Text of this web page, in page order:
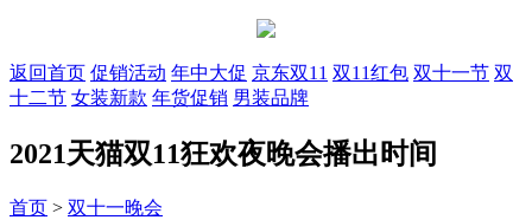
返回首页 促销活动 年中大促 京东双11 双11红包 双十一节 双
十二节 女装新款 年货促销 男装品牌
2021天猫双11狂欢夜晚会播出时间
首页 > 双十一晚会